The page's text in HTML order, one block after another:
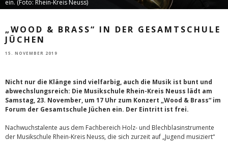
ein. (Foto: Rhein-Kreis Neuss)
„WOOD & BRASS“ IN DER GESAMTSCHULE
JÜCHEN
15. NOVEMBER 2019
Nicht nur die Klänge sind vielfarbig, auch die Musik ist bunt und
abwechslungsreich: Die Musikschule Rhein-Kreis Neuss lädt am
Samstag, 23. November, um 17 Uhr zum Konzert „Wood & Brass“ im
Forum der Gesamtschule Jüchen ein. Der Eintritt ist frei.
Nachwuchstalente aus dem Fachbereich Holz- und Blechblasinstrumente
der Musikschule Rhein-Kreis Neuss, die sich zurzeit auf „Jugend musiziert“